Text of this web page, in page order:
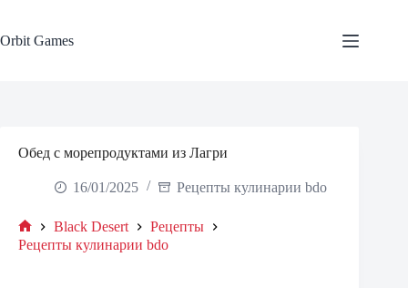
content
Orbit Games
Обед с морепродуктами из Лагри
16/01/2025 Рецепты кулинарии bdo
Home
Black Desert
Рецепты
Рецепты кулинарии bdo